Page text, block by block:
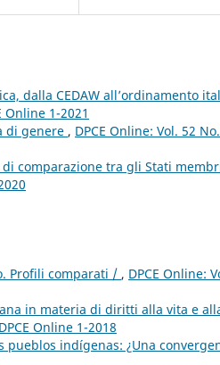
dalla CEDAW all’ordinamento
Online 1-2021
di genere , DPCE Online: Vol. 52
comparazione tra gli Stati
Profili comparati / , DPCE Online:
in materia di diritti alla vita e
Online 1-2018
pueblos indígenas: ¿Una